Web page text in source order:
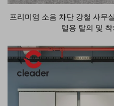
프리미엄 소음 차단 강철 사무
텔용 탈의 및